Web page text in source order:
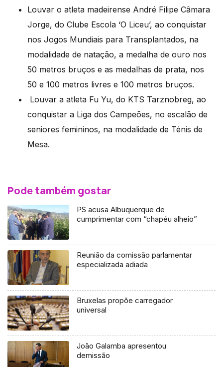
Louvar o atleta madeirense André Filipe Câmara
Jorge, do Clube Escola ‘O Liceu’, ao conquistar
nos Jogos Mundiais para Transplantados, na
modalidade de natação, a medalha de ouro nos
50 metros bruços e as medalhas de prata, nos
50 e 100 metros livres e 100 metros bruços.
Louvar a atleta Fu Yu, do KTS Tarznobreg, ao
conquistar a Liga dos Campeões, no escalão de
seniores femininos, na modalidade de Ténis de
Mesa.
Pode também gostar
PS acusa Albuquerque de
cumprimentar com “chapéu alheio”
Reunião da comissão parlamentar
especializada adiada
Bruxelas propõe carregador
universal
João Galamba apresentou
demissão